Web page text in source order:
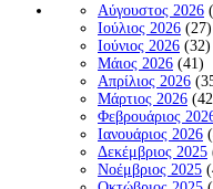
Αύγουστος 2026
Ιούλιος 2026 (27)
Ιούνιος 2026 (32)
Μάιος 2026 (41)
Απρίλιος 2026
Μάρτιος 2026
Φεβρουάριος
Ιανουάριος 2026
Δεκέμβριος 2025
Νοέμβριος 2025